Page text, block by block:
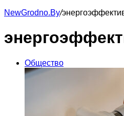
NewGrodno.By/
Общество